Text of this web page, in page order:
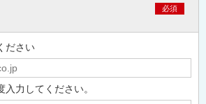
必須
ださい
力してください。